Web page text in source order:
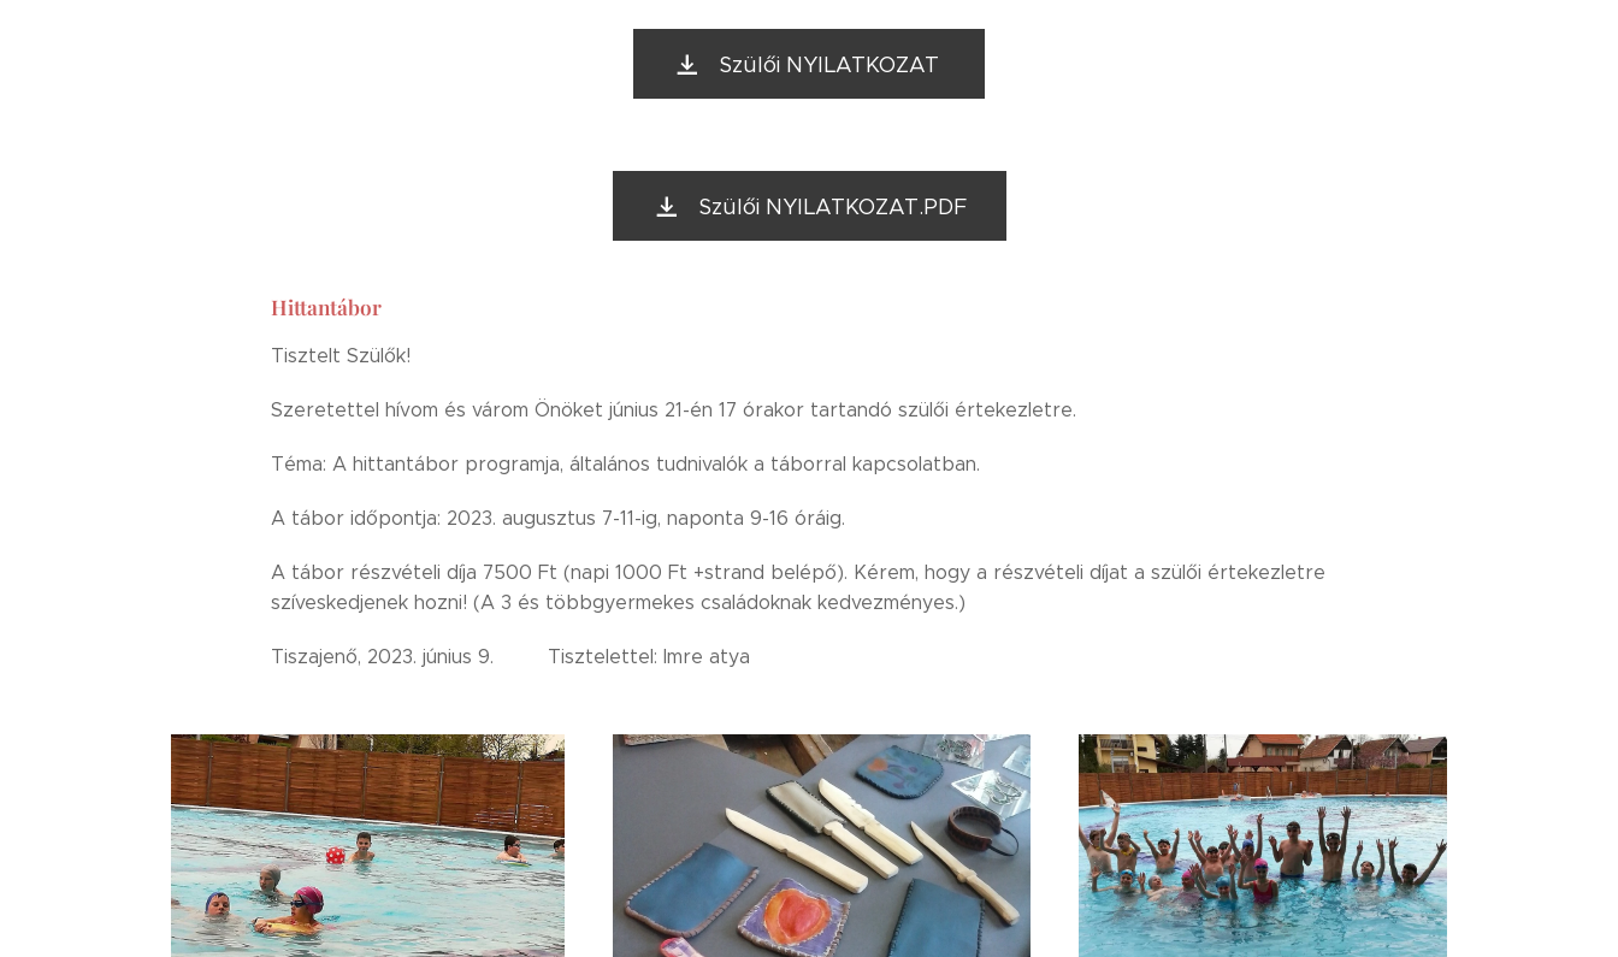
Szülői NYILATKOZAT
Szülői NYILATKOZAT.PDF
Hittantábor
Tisztelt Szülők!
Szeretettel hívom és várom Önöket június 21-én 17 órakor tartandó szülői értekezletre.
Téma: A hittantábor programja, általános tudnivalók a táborral kapcsolatban.
A tábor időpontja: 2023. augusztus 7-11-ig, naponta 9-16 óráig.
A tábor részvételi díja 7500 Ft (napi 1000 Ft +strand belépő). Kérem, hogy a részvételi díjat a szülői értekezletre
szíveskedjenek hozni! (A 3 és többgyermekes családoknak kedvezményes.)
Tiszajenő, 2023. június 9. Tisztelettel: Imre atya